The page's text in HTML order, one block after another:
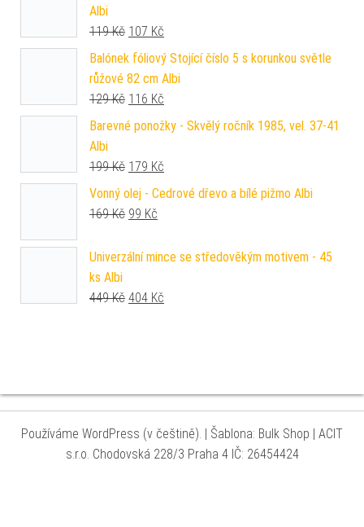
Albi
119Kč Původní cena byla: 119 Kč.
107 Kč
Balónek fóliový Stojící číslo 5 s korunkou světle
růžové 82 cm Albi
129Kč Původní cena byla: 129 Kč.
116 Kč
Barevné ponožky - Skvělý ročník 1985, vel. 37-41
Albi
199Kč Původní cena byla: 199 Kč.
179 Kč
Vonný olej - Cedrové dřevo a bílé pižmo Albi
169Kč Původní cena byla: 169 Kč.
99 Kč
Univerzální mince se středověkým motivem - 45
ks Albi
449Kč Původní cena byla: 449 Kč.
404 Kč
Používáme WordPress (v češtině). Šablona: Bulk Shop
| ACIT
s.r.o. Chodovská 228/3 Praha 4 IČ: 26454424